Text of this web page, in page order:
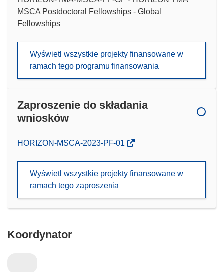
MSCA Postdoctoral Fellowships - Global
Fellowships
Wyświetl wszystkie projekty finansowane w
ramach tego programu finansowania
Zaproszenie do składania
wniosków
(odnośnik
nowym
HORIZON-MSCA-2023-PF-01
Wyświetl wszystkie projekty finansowane w
ramach tego zaproszenia
Koordynator